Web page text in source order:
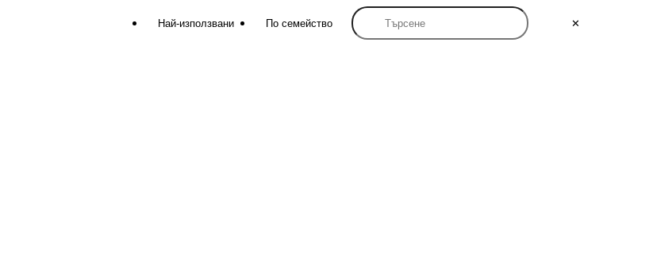
✕
Най-използвани По семейство